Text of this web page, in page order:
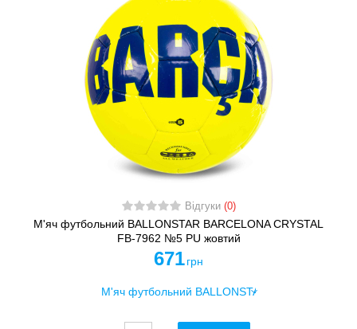
Відгуки (0)
М'яч футбольний BALLONSTAR BARCELONA CRYSTAL
FB-7962 №5 PU жовтий
671 грн